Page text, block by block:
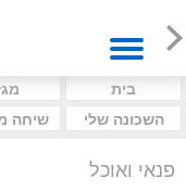
בית
השכונה שלי
שיחה
פנאי ואוכל